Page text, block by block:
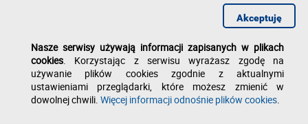
e-mail:kancelaria@prz.edu.pl
Deklaracja dostępności
Polityka prywatności
Zgłoś błąd na stronie
Nasze serwisy używają informacji zapisanych w plikach
cookies. Korzystając z serwisu wyrażasz zgodę na
używanie plików cookies zgodnie z aktualnymi
ustawieniami przeglądarki, które możesz zmienić w
dowolnej chwili. Więcej informacji odnośnie plików cookies.
Akceptuję